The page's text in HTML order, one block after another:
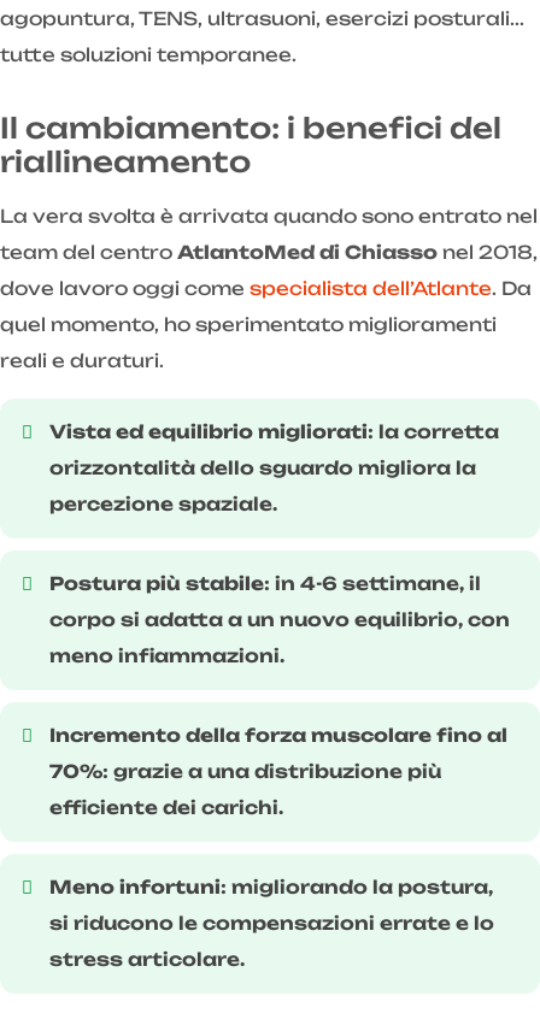
agopuntura, TENS, ultrasuoni, esercizi posturali...
tutte soluzioni temporanee.
Il cambiamento: i benefici del
riallineamento
La vera svolta è arrivata quando sono entrato nel
team del centro AtlantoMed di Chiasso nel 2018,
dove lavoro oggi come specialista dell’Atlante. Da
quel momento, ho sperimentato miglioramenti
reali e duraturi.
Vista ed equilibrio migliorati: la corretta
orizzontalità dello sguardo migliora la
percezione spaziale.
Postura più stabile: in 4-6 settimane, il
corpo si adatta a un nuovo equilibrio, con
meno infiammazioni.
Incremento della forza muscolare fino al
70%: grazie a una distribuzione più
efficiente dei carichi.
Meno infortuni: migliorando la postura,
si riducono le compensazioni errate e lo
stress articolare.